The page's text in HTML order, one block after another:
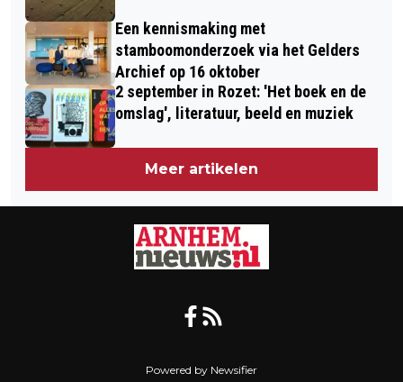
Een kennismaking met
stamboomonderzoek via het Gelders
Archief op 16 oktober
2 september in Rozet: 'Het boek en de
omslag', literatuur, beeld en muziek
Meer artikelen
Powered by Newsifier